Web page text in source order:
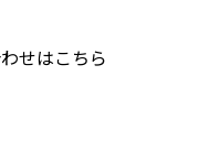
せはこちら